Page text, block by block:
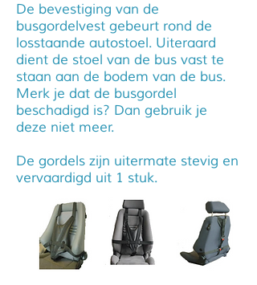
De bevestiging van de
busgordelvest gebeurt rond de
losstaande autostoel. Uiteraard
dient de stoel van de bus vast te
staan aan de bodem van de bus.
Merk je dat de busgordel
beschadigd is? Dan gebruik je
deze niet meer.
De gordels zijn uitermate stevig en
vervaardigd uit 1 stuk.